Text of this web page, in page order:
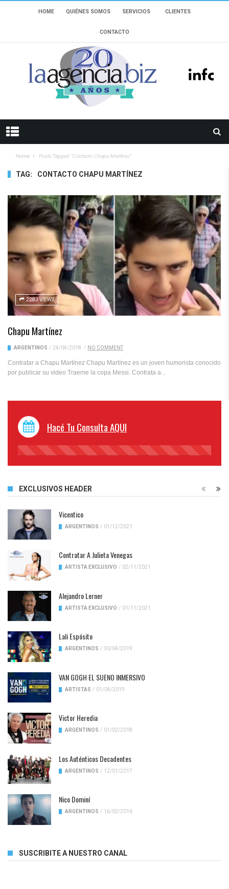
HOME QUIÉNES SOMOS SERVICIOS CLIENTES
CONTACTO
Home Posts Tagged "contacto Chapu Martínez"
TAG: CONTACTO CHAPU MARTÍNEZ
2283 VIEWS
Chapu Martínez
ARGENTINOS / 24/04/2018 / NO COMMENT
Contratar a Chapu Martínez Chapu Martínez es un joven humorista conocido
por publicar su video Traeme la copa Messi. Contrata a...
Hacé Tu Consulta AQUI
45%
EXCLUSIVOS HEADER
Vicentico
ARGENTINOS / 01/12/2021
Contratar A Julieta Venegas
ARTISTA EXCLUSIVO / 02/11/2021
Alejandro Lerner
ARTISTA EXCLUSIVO / 01/11/2021
Lali Espósito
ARGENTINOS / 30/04/2019
VAN GOGH EL SUENO INMERSIVO
ARTISTAS / 01/04/2019
Victor Heredia
ARGENTINOS / 01/02/2018
Los Auténticos Decadentes
ARGENTINOS / 12/01/2017
Nico Dominí
ARGENTINOS / 16/02/2016
SUSCRIBITE A NUESTRO CANAL